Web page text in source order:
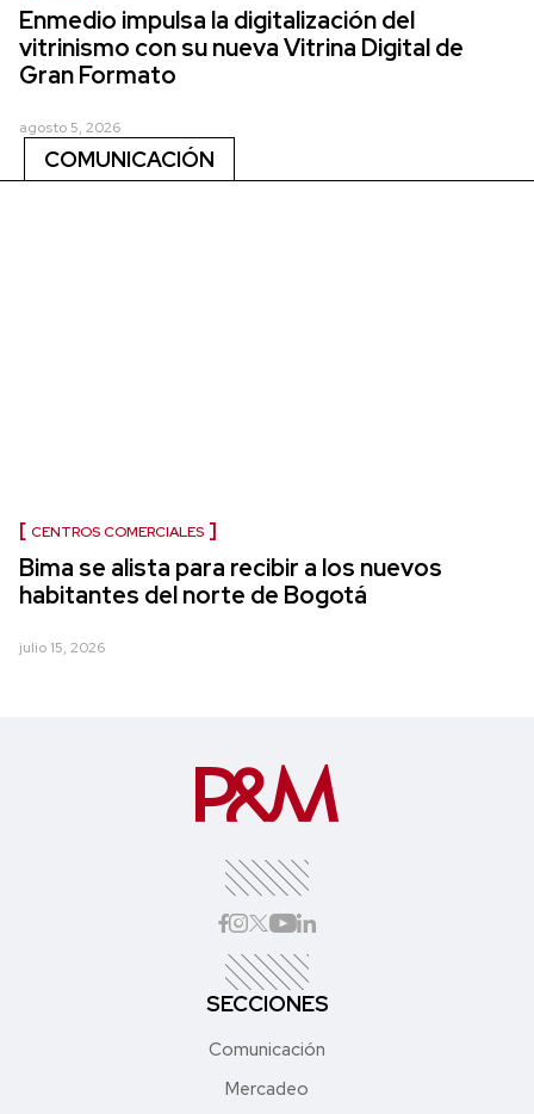
Enmedio impulsa la digitalización del
vitrinismo con su nueva Vitrina Digital de
Gran Formato
agosto 5, 2026
COMUNICACIÓN
CENTROS COMERCIALES
Bima se alista para recibir a los nuevos
habitantes del norte de Bogotá
julio 15, 2026
SECCIONES
Comunicación
Mercadeo